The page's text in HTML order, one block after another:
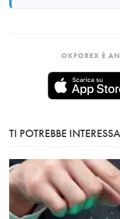
OKFOREX È
TI POTREBBE